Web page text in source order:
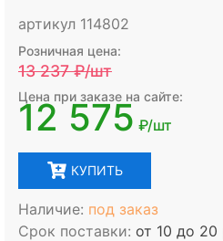
артикул 114802
Розничная цена:
13 237₽/шт
Цена при заказе на сайте:
12 575 ₽/шт
КУПИТЬ
Наличие: под заказ
Срок поставки: от 10 до 20